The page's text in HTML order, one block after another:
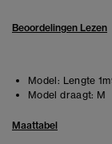
Beoordelingen Lezen
Model: Lengte
Model draagt: M
Maattabel